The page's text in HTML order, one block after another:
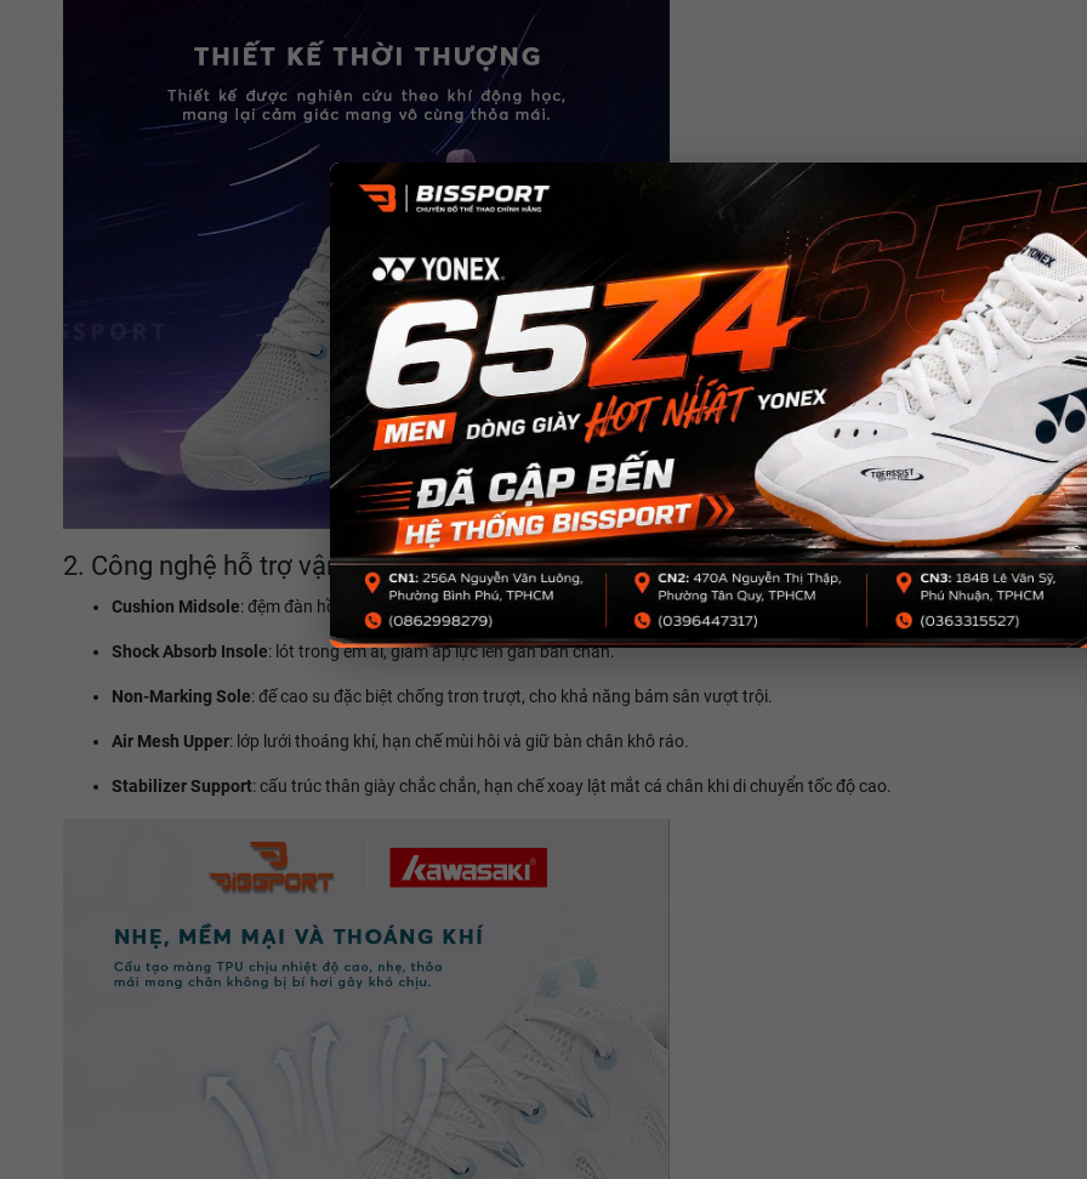
2. Công nghệ hỗ trợ vận động
Cushion Midsole: đệm đàn hồi cao, hấp thụ lực tối ưu khi bật nhảy hoặc đổi hướng.
Shock Absorb Insole: lót trong êm ái, giảm áp lực lên gan bàn chân.
Non-Marking Sole: đế cao su đặc biệt chống trơn trượt, cho khả năng bám sân vượt trội.
Air Mesh Upper: lớp lưới thoáng khí, hạn chế mùi hôi và giữ bàn chân khô ráo.
Stabilizer Support: cấu trúc thân giày chắc chắn, hạn chế xoay lật mắt cá chân khi di chuyển tốc độ cao.